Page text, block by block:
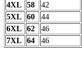
4XL
58 42
5XL
60 44
6XL
62 46
7XL
64 46